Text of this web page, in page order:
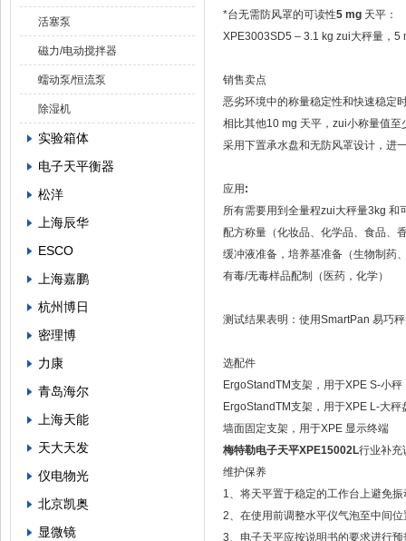
活塞泵
磁力/电动搅拌器
蠕动泵/恒流泵
除湿机
实验箱体
电子天平衡器
松洋
上海辰华
ESCO
上海嘉鹏
杭州博日
密理博
力康
青岛海尔
上海天能
天大天发
仪电物光
北京凯奥
显微镜
*台无需防风罩的可读性5 mg 天平：
XPE3003SD5 – 3.1 kg zui大秤量，5
销售卖点
恶劣环境中的称量稳定性和快速稳定
相比其他10 mg 天平，zui小称量值至
采用下置承水盘和无防风罩设计，进
应用 :
所有需要用到全量程zui大秤量3kg 和
配方称量（化妆品、化学品、食品、
缓冲液准备，培养基准备（生物制药
有毒/无毒样品配制（医药，化学）
测试结果表明：使用SmartPan 易巧
选配件
ErgoStandTM支架，用于XPE S-小秤
ErgoStandTM支架，用于XPE L-大秤
墙面固定支架，用于XPE 显示终端
梅特勒电子天平XPE15002L行业补充
维护保养
1、将天平置于稳定的工作台上避免
2、在使用前调整水平仪气泡至中间位
3、电子天平应按说明书的要求进行预